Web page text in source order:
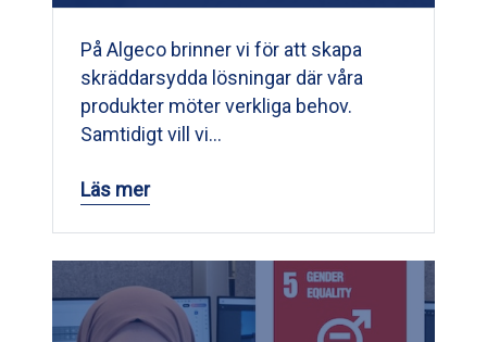
På Algeco brinner vi för att skapa
skräddarsydda lösningar där våra
produkter möter verkliga behov.
Samtidigt vill vi…
Läs mer